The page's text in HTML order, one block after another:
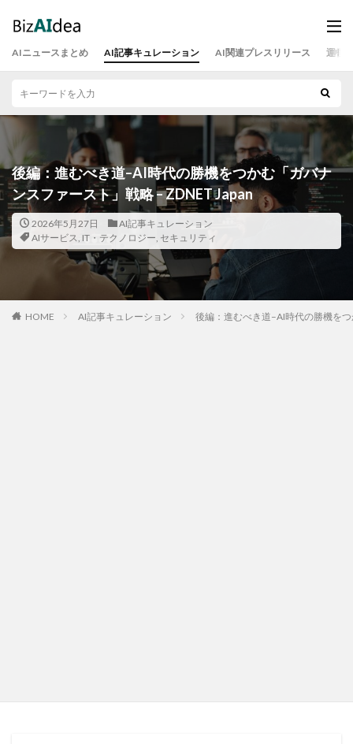
AIニュースまとめ AI記事キュレーション AI関連プレスリリース 運営
後編：進むべき道–AI時代の勝機をつかむ「ガバナ
ンスファースト」戦略 – ZDNET Japan
2026年5月27日
AI記事キュレーション
AIサービス, IT・テクノロジー, セキュリティ
HOME AI記事キュレーション 後編：進むべき道–AI時代の勝機を